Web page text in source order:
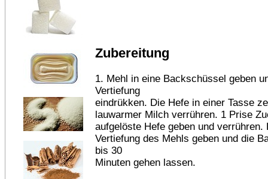
Zubereitung
1. Mehl in eine Backschüssel geben
Vertiefung
eindrükken. Die Hefe in einer Tasse
lauwarmer Milch verrühren. 1 Prise
aufgelöste Hefe geben und
Vertiefung des Mehls geben und die
bis 30
Minuten gehen lassen.